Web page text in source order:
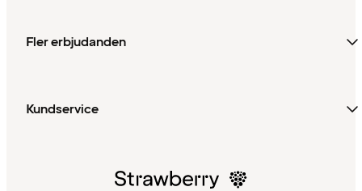
Fler erbjudanden
Kundservice